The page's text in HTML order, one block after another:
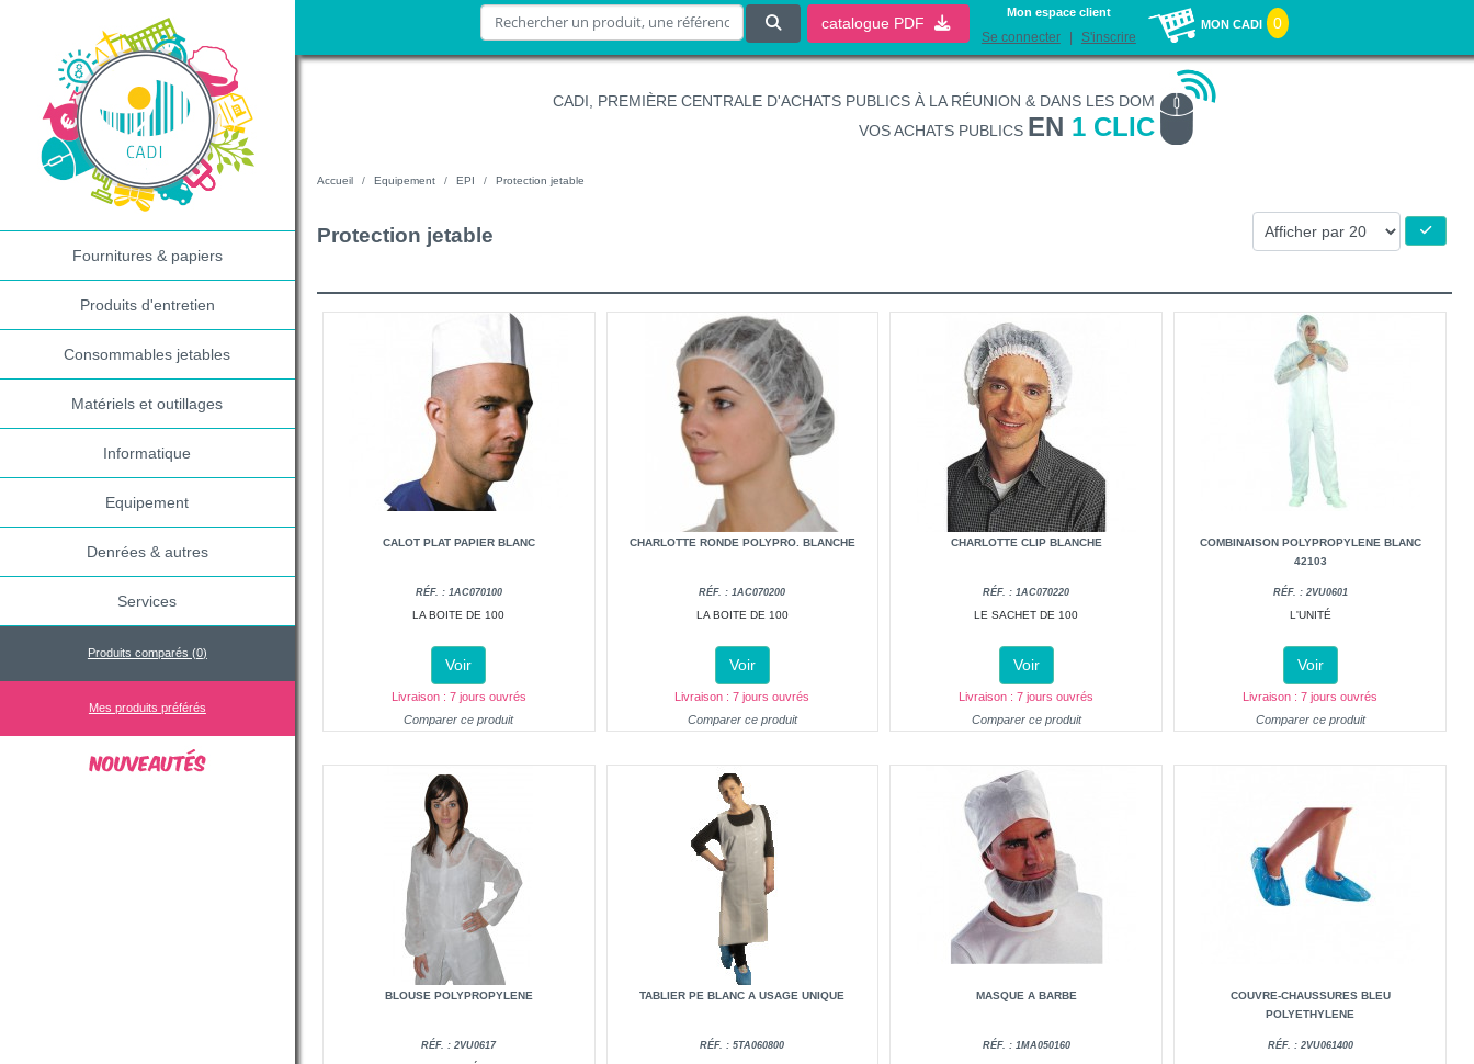
Fournitures & papiers
Produits d'entretien
Consommables jetables
Matériels et outillages
Informatique
Equipement
Denrées & autres
Services
Produits comparés (0)
Mes produits préférés
catalogue PDF
Mon espace client
Se connecter S'inscrire
MON CADI 0
CADI, PREMIÈRE CENTRALE D'ACHATS PUBLICS À LA RÉUNION & DANS LES DOM
VOS ACHATS PUBLICS EN 1 CLIC
Accueil Equipement EPI Protection jetable
Protection jetable
CALOT PLAT PAPIER BLANC
RÉF. : 1AC070100
LA BOITE DE 100
Voir
Livraison : 7 jours ouvrés
Comparer ce produit
CHARLOTTE RONDE POLYPRO. BLANCHE
RÉF. : 1AC070200
LA BOITE DE 100
Voir
Livraison : 7 jours ouvrés
Comparer ce produit
CHARLOTTE CLIP BLANCHE
RÉF. : 1AC070220
LE SACHET DE 100
Voir
Livraison : 7 jours ouvrés
Comparer ce produit
COMBINAISON POLYPROPYLENE BLANC
42103
RÉF. : 2VU0601
L'UNITÉ
Voir
Livraison : 7 jours ouvrés
Comparer ce produit
BLOUSE POLYPROPYLENE
RÉF. : 2VU0617
TABLIER PE BLANC A USAGE UNIQUE
RÉF. : 5TA060800
MASQUE A BARBE
RÉF. : 1MA050160
COUVRE-CHAUSSURES BLEU
POLYETHYLENE
RÉF. : 2VU061400